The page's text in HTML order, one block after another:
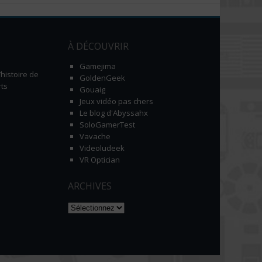
de
À DÉCOUVRIR
Gamejima
GoldenGeek
Gouaig
Jeux vidéo pas chers
Le blog d'Abyssahx
SoloGamerTest
Vavache
Videoludeek
VR Optician
ARCHIVES
Naviguer dans les archives